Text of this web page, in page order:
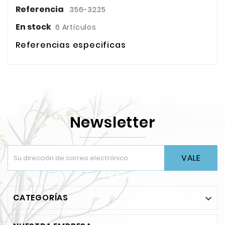
Referencia 356-3225
En stock 6 Artículos
Referencias especificas
Newsletter
VALE
CATEGORÍAS 